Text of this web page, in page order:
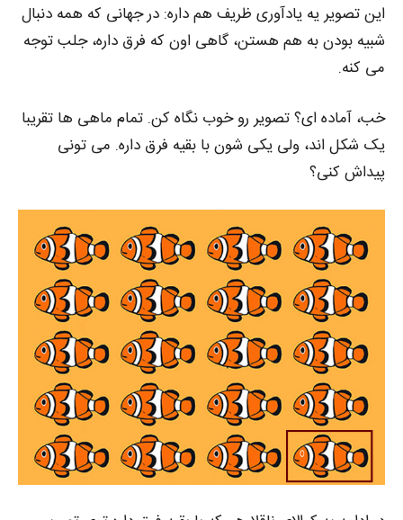
این تصویر یه یادآوری ظریف هم داره: در جهانی که همه دنبال
شبیه بودن به هم هستن، گاهی اون‌ که فرق داره، جلب توجه
می‌ کنه.
خب، آماده‌ ای؟ تصویر رو خوب نگاه کن. تمام ماهی‌ ها تقریبا
یک‌ شکل‌ اند، ولی یکی‌ شون با بقیه فرق داره. می‌ تونی
پیداش کنی؟